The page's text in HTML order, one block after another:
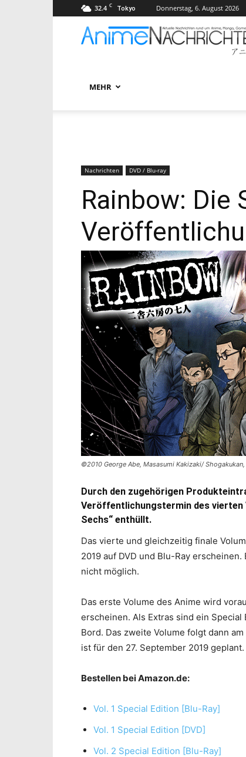
32.4 C Tokyo Donnerstag, 6. August 2026
MEHR
Nachrichten DVD / Blu-ray
Rainbow: Die
©2010 George Abe, Masasumi Kakizaki/ Shogakukan,
Durch den zugehörigen
Veröffentlichungstermin des vierten
Sechs“ enthüllt.
Das vierte und gleichzeitig finale
2019 auf DVD und Blu-Ray
nicht möglich.
Das erste Volume des Anime wird
erscheinen. Als Extras sind ein
Bord. Das zweite Volume folgt dann
ist für den 27. September 2019 geplant.
Bestellen bei Amazon.de:
Vol. 1 Special Edition [Blu-Ray]
Vol. 1 Special Edition [DVD]
Vol. 2 Special Edition [Blu-Ray]